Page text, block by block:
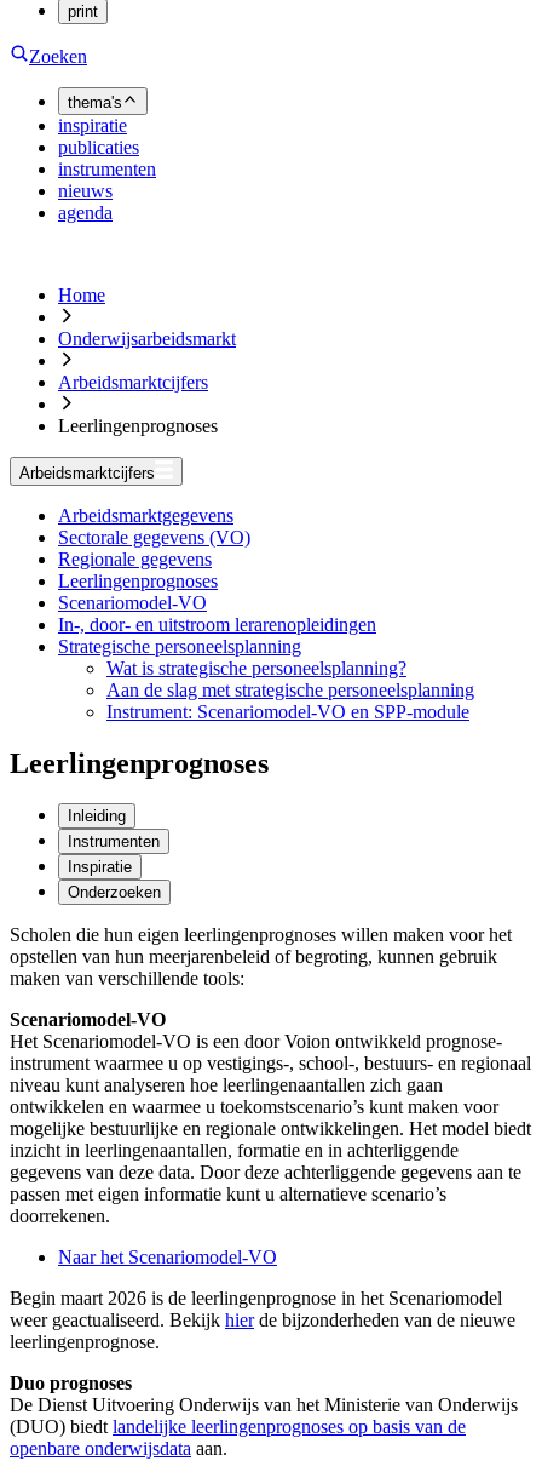
print
Zoeken
thema's
inspiratie
publicaties
instrumenten
nieuws
agenda
Home
Onderwijsarbeidsmarkt
Arbeidsmarktcijfers
Leerlingenprognoses
Arbeidsmarktcijfers
Arbeidsmarktgegevens
Sectorale gegevens (VO)
Regionale gegevens
Leerlingenprognoses
Scenariomodel-VO
In-, door- en uitstroom lerarenopleidingen
Strategische personeelsplanning
Wat is strategische personeelsplanning?
Aan de slag met strategische personeelsplanning
Instrument: Scenariomodel-VO en SPP-module
Leerlingenprognoses
Inleiding
Instrumenten
Inspiratie
Onderzoeken
Scholen die hun eigen leerlingenprognoses willen maken voor het
opstellen van hun meerjarenbeleid of begroting, kunnen gebruik
maken van verschillende tools:
Scenariomodel-VO
Het Scenariomodel-VO is een door Voion ontwikkeld prognose-
instrument waarmee u op vestigings-, school-, bestuurs- en regionaal
niveau kunt analyseren hoe leerlingenaantallen zich gaan
ontwikkelen en waarmee u toekomstscenario’s kunt maken voor
mogelijke bestuurlijke en regionale ontwikkelingen. Het model biedt
inzicht in leerlingenaantallen, formatie en in achterliggende
gegevens van deze data. Door deze achterliggende gegevens aan te
passen met eigen informatie kunt u alternatieve scenario’s
doorrekenen.
Naar het Scenariomodel-VO
Begin maart 2026 is de leerlingenprognose in het Scenariomodel
weer geactualiseerd. Bekijk hierde bijzonderheden van de nieuwe
leerlingenprognose.
Duo prognoses
De Dienst Uitvoering Onderwijs van het Ministerie van Onderwijs
(DUO) biedtlandelijke leerlingenprognoses op basis van de
openbare onderwijsdata aan.